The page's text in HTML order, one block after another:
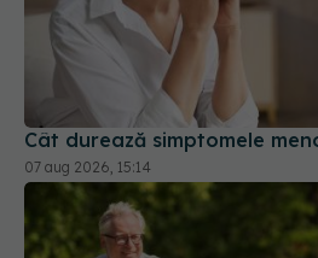
Cât durează simptomele
07 aug 2026, 15:14